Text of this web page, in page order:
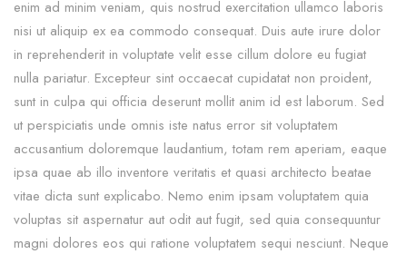
enim ad minim veniam, quis nostrud exercitation ullamco laboris
nisi ut aliquip ex ea commodo consequat. Duis aute irure dolor
in reprehenderit in voluptate velit esse cillum dolore eu fugiat
nulla pariatur. Excepteur sint occaecat cupidatat non proident,
sunt in culpa qui officia deserunt mollit anim id est laborum. Sed
ut perspiciatis unde omnis iste natus error sit voluptatem
accusantium doloremque laudantium, totam rem aperiam, eaque
ipsa quae ab illo inventore veritatis et quasi architecto beatae
vitae dicta sunt explicabo. Nemo enim ipsam voluptatem quia
voluptas sit aspernatur aut odit aut fugit, sed quia consequuntur
magni dolores eos qui ratione voluptatem sequi nesciunt. Neque